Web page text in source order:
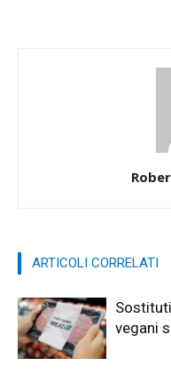
ARTICOLI CORRELATI
vegani